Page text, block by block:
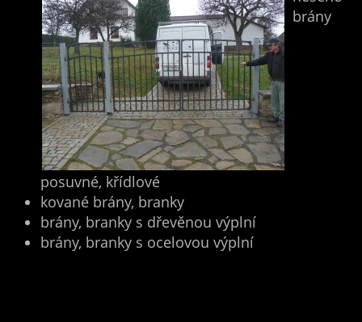
brány
posuvné, křídlové
kované brány, branky
brány, branky s dřevěnou výplní
brány, branky s ocelovou výplní